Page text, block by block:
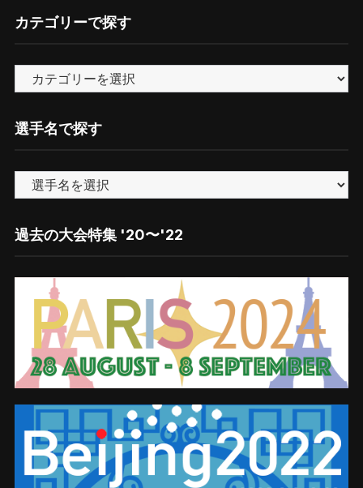
ナ
カテゴリーで探す
テ
ゴ
リ
す
選手名で探す
過去の大会特集 '20〜'22